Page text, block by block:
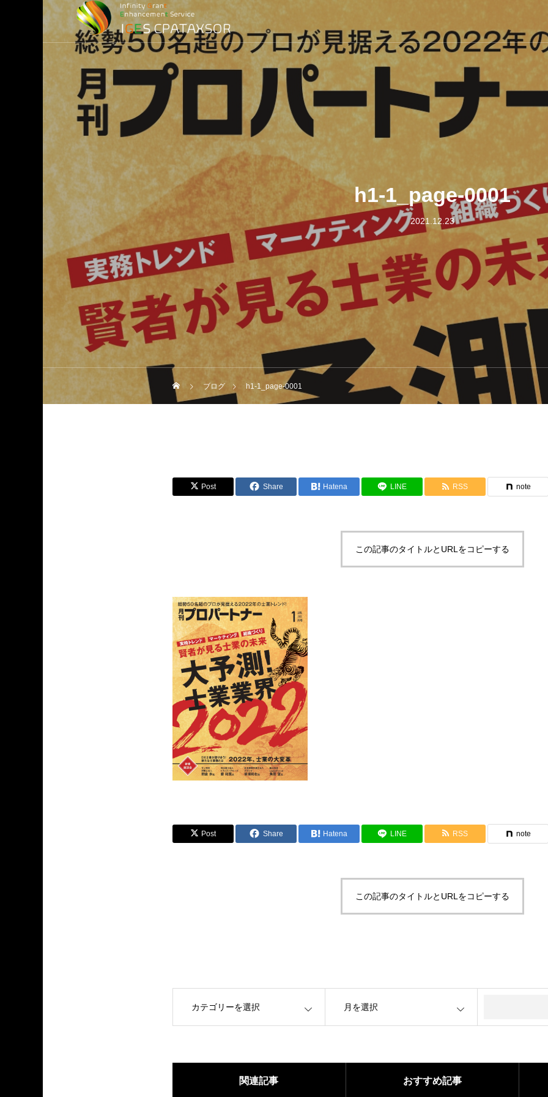
h1-1_page-0001
2021.12.23
ブログ h1-1_page-0001
Post Share Hatena LINE RSS note
この記事のタイトルとURLをコピーする
Post Share Hatena LINE RSS note
この記事のタイトルとURLをコピーする
関連記事 おすすめ記事